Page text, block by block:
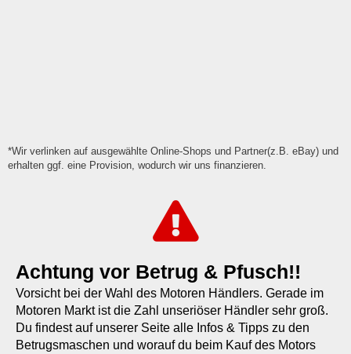
*Wir verlinken auf ausgewählte Online-Shops und Partner(z.B. eBay) und
erhalten ggf. eine Provision, wodurch wir uns finanzieren.
Achtung vor Betrug & Pfusch!!
Vorsicht bei der Wahl des Motoren Händlers. Gerade im
Motoren Markt ist die Zahl unseriöser Händler sehr groß.
Du findest auf unserer Seite alle Infos & Tipps zu den
Betrugsmaschen und worauf du beim Kauf des Motors